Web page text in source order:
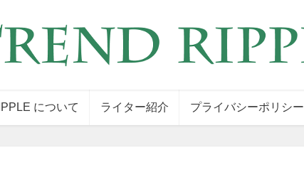
について ライター紹介 プライバシーポリシー